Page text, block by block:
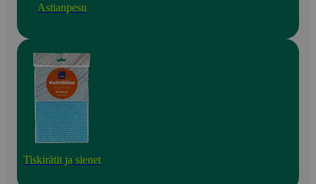
Astianpesu
Tiskirätit ja sienet